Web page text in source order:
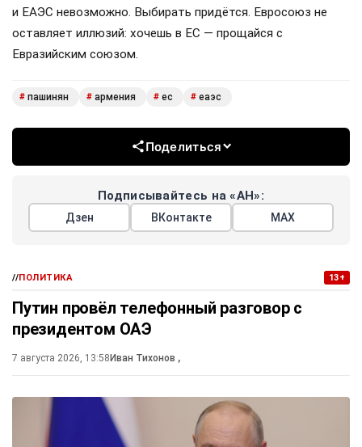
и ЕАЭС невозможно. Выбирать придётся. Евросоюз не
оставляет иллюзий: хочешь в ЕС — прощайся с
Евразийским союзом.
# пашинян # армения # ес # еаэс
Поделиться
Подписывайтесь на «АН»:
Дзен ВКонтакте МАХ
//ПОЛИТИКА 13+
Путин провёл телефонный разговор с
президентом ОАЭ
7 августа 2026, 13:58Иван Тихонов ,